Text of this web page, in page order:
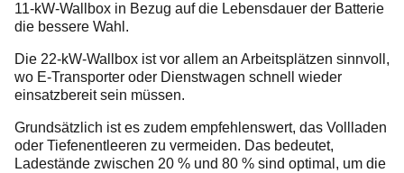
11-kW-Wallbox in Bezug auf die Lebensdauer der Batterie
die bessere Wahl.
Die 22-kW-Wallbox ist vor allem an Arbeitsplätzen sinnvoll,
wo E-Transporter oder Dienstwagen schnell wieder
einsatzbereit sein müssen.
Grundsätzlich ist es zudem empfehlenswert, das Vollladen
oder Tiefenentleeren zu vermeiden. Das bedeutet,
Ladestände zwischen 20 % und 80 % sind optimal, um die